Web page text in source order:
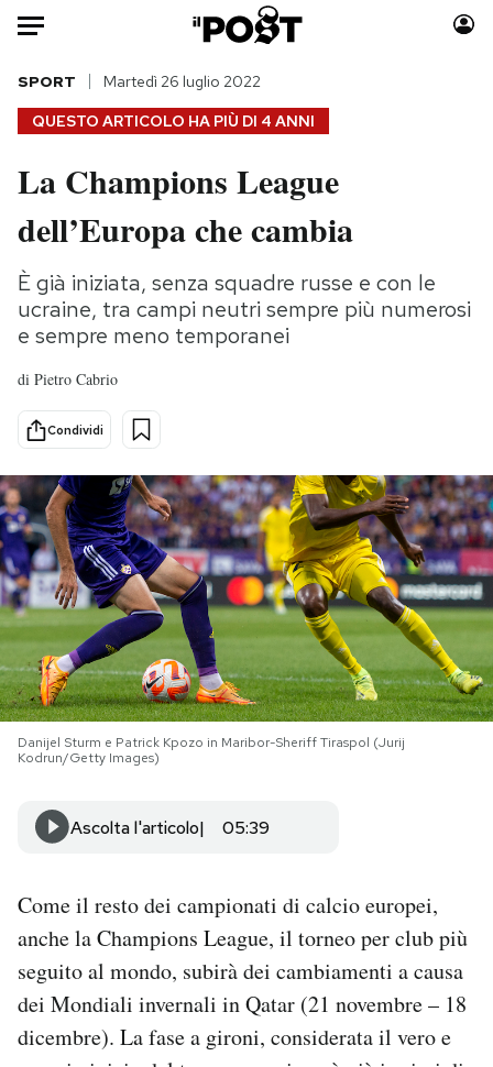
Auto
HOME
Italia
Politica
Tecnologia
Internet
Scienza
Cultura
Economia
Sport
Moda
Consumismi
Storie/Idee
Ok Boomer!
Media
PODCAST
NEWSLETTER
I MIEI PREFERITI
SHOP
CALENDARIO
AREA PERSONALE
Area Personale
Newsletter
Notifiche mobile
Regala il Post
Hai bisogno di aiuto?
QUESTO ARTICOLO HA PIÙ DI 4 ANNI
SPORT Martedì 26 luglio 2022
La Champions League
dell’Europa che cambia
È già iniziata, senza squadre russe e con le
ucraine, tra campi neutri sempre più numerosi
e sempre meno temporanei
di Pietro Cabrio
Condividi
Danijel Sturm e Patrick Kpozo in Maribor-Sheriff Tiraspol (Jurij
Kodrun/Getty Images)
Ascolta l'articolo 05:39
Come il resto dei campionati di calcio europei,
anche la Champions League, il torneo per club più
seguito al mondo, subirà dei cambiamenti a causa
dei Mondiali invernali in Qatar (21 novembre – 18
dicembre). La fase a gironi, considerata il vero e